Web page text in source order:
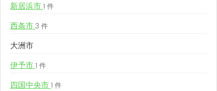
新居浜市 1 件
西条市 3 件
大洲市
伊予市 1 件
四国中央市 1 件